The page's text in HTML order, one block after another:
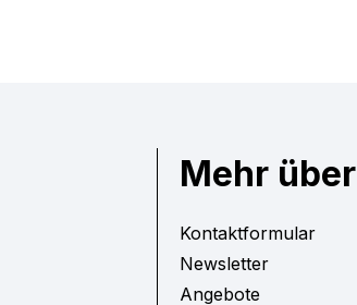
Mehr über
Kontaktformular
Newsletter
Angebote